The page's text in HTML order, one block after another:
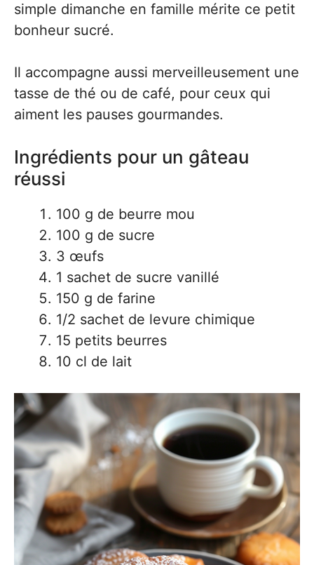
simple dimanche en famille mérite ce petit
bonheur sucré.
Il accompagne aussi merveilleusement une
tasse de thé ou de café, pour ceux qui
aiment les pauses gourmandes.
Ingrédients pour un gâteau
réussi
100 g de beurre mou
100 g de sucre
3 œufs
1 sachet de sucre vanillé
150 g de farine
1/2 sachet de levure chimique
15 petits beurres
10 cl de lait